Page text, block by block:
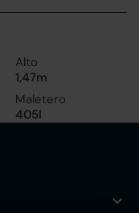
Alto
1,47m
Maletero
405l